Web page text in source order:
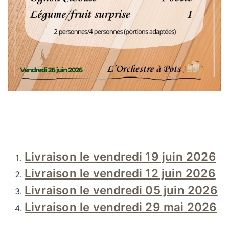
Livraison le vendredi 19 juin 2026
Livraison le vendredi 12 juin 2026
Livraison le vendredi 05 juin 2026
Livraison le vendredi 29 mai 2026